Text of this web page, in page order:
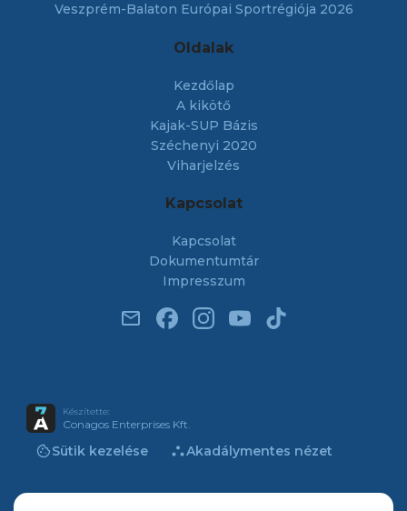
Veszprém-Balaton Európai Sportrégiója 2026
Oldalak
Kezdőlap
A kikötő
Kajak-SUP Bázis
Széchenyi 2020
Viharjelzés
Kapcsolat
Kapcsolat
Dokumentumtár
Impresszum
email
Készítette:
Conagos Enterprises Kft.
cookieSütik kezelése atrAkadálymentes nézet